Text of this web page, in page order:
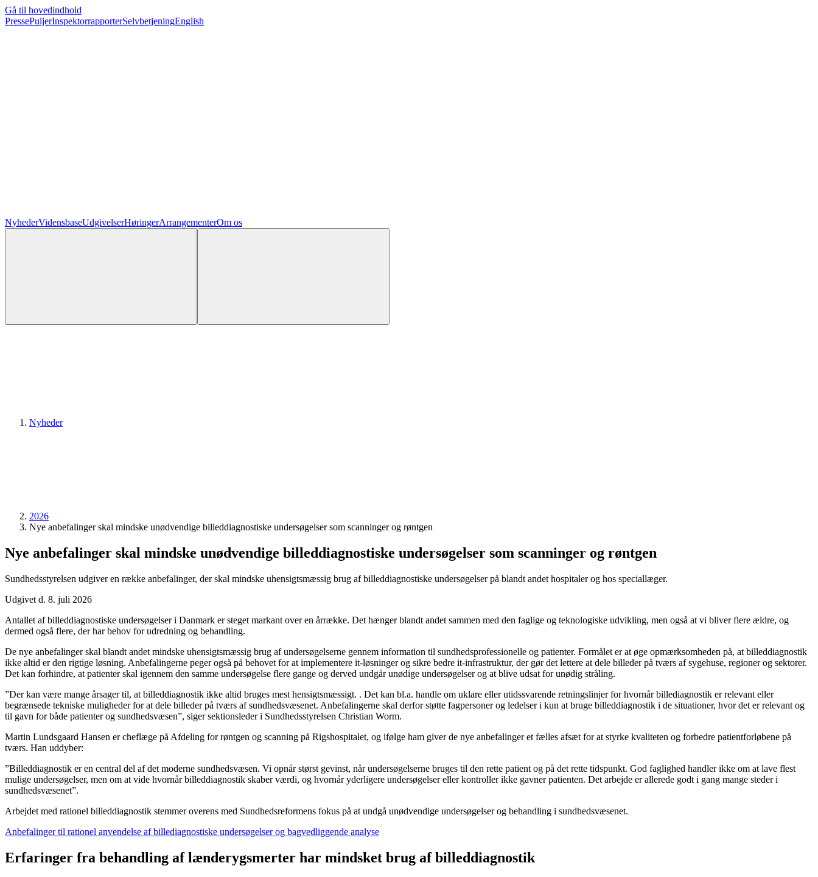
Gå til hovedindhold
PressePuljerInspektorrapporterSelvbetjeningEnglish
NyhederVidensbaseUdgivelserHøringerArrangementerOm os
Nyheder
2026
Nye anbefalinger skal mindske unødvendige billeddiagnostiske undersøgelser som scanninger og røntgen
Nye anbefalinger skal mindske unødvendige billeddiagnostiske undersøgelser som scanninger og røntgen
Sundhedsstyrelsen udgiver en række anbefalinger, der skal mindske uhensigtsmæssig brug af billeddiagnostiske undersøgelser på blandt andet hospitaler og hos speciallæger.
Udgivet d. 8. juli 2026
Antallet af billeddiagnostiske undersøgelser i Danmark er steget markant over en årrække. Det hænger blandt andet sammen med den faglige og teknologiske udvikling, men også at vi bliver flere ældre, og
dermed også flere, der har behov for udredning og behandling.
De nye anbefalinger skal blandt andet mindske uhensigtsmæssig brug af undersøgelserne gennem information til sundhedsprofessionelle og patienter. Formålet er at øge opmærksomheden på, at billeddiagnostik
ikke altid er den rigtige løsning. Anbefalingerne peger også på behovet for at implementere it-løsninger og sikre bedre it-infrastruktur, der gør det lettere at dele billeder på tværs af sygehuse, regioner og sektorer.
Det kan forhindre, at patienter skal igennem den samme undersøgelse flere gange og derved undgår unødige undersøgelser og at blive udsat for unødig stråling.
”Der kan være mange årsager til, at billeddiagnostik ikke altid bruges mest hensigtsmæssigt. . Det kan bl.a. handle om uklare eller utidssvarende retningslinjer for hvornår billediagnostik er relevant eller
begrænsede tekniske muligheder for at dele billeder på tværs af sundhedsvæsenet. Anbefalingerne skal derfor støtte fagpersoner og ledelser i kun at bruge billeddiagnostik i de situationer, hvor det er relevant og
til gavn for både patienter og sundhedsvæsen”, siger sektionsleder i Sundhedsstyrelsen Christian Worm.
Martin Lundsgaard Hansen er cheflæge på Afdeling for røntgen og scanning på Rigshospitalet, og ifølge ham giver de nye anbefalinger et fælles afsæt for at styrke kvaliteten og forbedre patientforløbene på
tværs. Han uddyber:
”Billeddiagnostik er en central del af det moderne sundhedsvæsen. Vi opnår størst gevinst, når undersøgelserne bruges til den rette patient og på det rette tidspunkt. God faglighed handler ikke om at lave flest
mulige undersøgelser, men om at vide hvornår billeddiagnostik skaber værdi, og hvornår yderligere undersøgelser eller kontroller ikke gavner patienten. Det arbejde er allerede godt i gang mange steder i
sundhedsvæsenet”.
Arbejdet med rationel billeddiagnostik stemmer overens med Sundhedsreformens fokus på at undgå unødvendige undersøgelser og behandling i sundhedsvæsenet.
Anbefalinger til rationel anvendelse af billediagnostiske undersøgelser og bagvedliggende analyse
Erfaringer fra behandling af lænderygsmerter har mindsket brug af billeddiagnostik